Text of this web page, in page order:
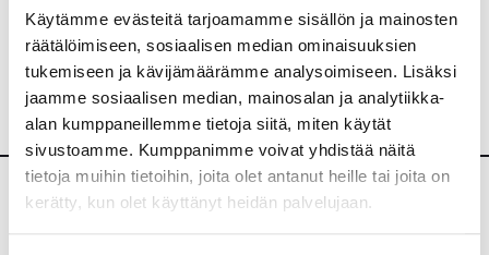
Käytämme evästeitä tarjoamamme sisällön ja mainosten
räätälöimiseen, sosiaalisen median ominaisuuksien
tukemiseen ja kävijämäärämme analysoimiseen. Lisäksi
jaamme sosiaalisen median, mainosalan ja analytiikka-
alan kumppaneillemme tietoja siitä, miten käytät
sivustoamme. Kumppanimme voivat yhdistää näitä
tietoja muihin tietoihin, joita olet antanut heille tai joita on
kerätty, kun olet käyttänyt heidän palvelujaan.